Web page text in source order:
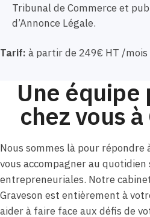
Tribunal de Commerce et
d’Annonce Légale.
Tarif: à partir de 249€ HT /mois
Une équipe
chez vous
Nous sommes là pour répondre
vous accompagner au
entrepreneuriales. Notre
Graveson est entièrement à
aider à faire face aux défis de